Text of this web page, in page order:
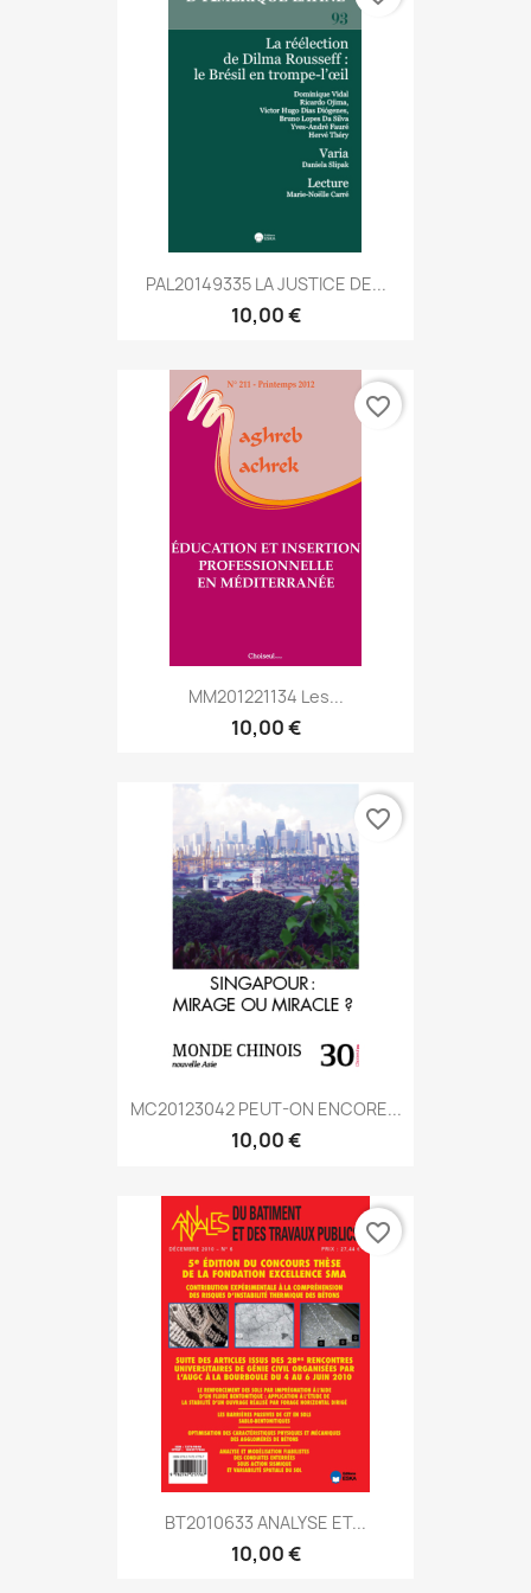
PAL20149335 LA JUSTICE DE...
10,00 €
MM201221134 Les...
10,00 €
favorite_border
MC20123042 PEUT-ON ENCORE...
10,00 €
favorite_border
BT2010633 ANALYSE ET...
10,00 €
favorite_border